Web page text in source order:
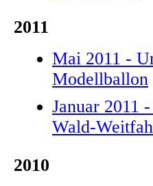
2011
Mai 2011 -
Modellballon
Januar 2011
Wald-
2010